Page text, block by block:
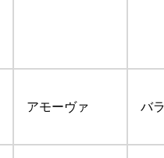
アモーヴァ バ